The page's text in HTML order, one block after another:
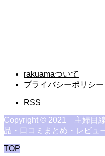
rakuamaついて
プライバシーポリシー
RSS
Copyright © 2021 主婦目
品・口コミまとめ・レビュ
TOP